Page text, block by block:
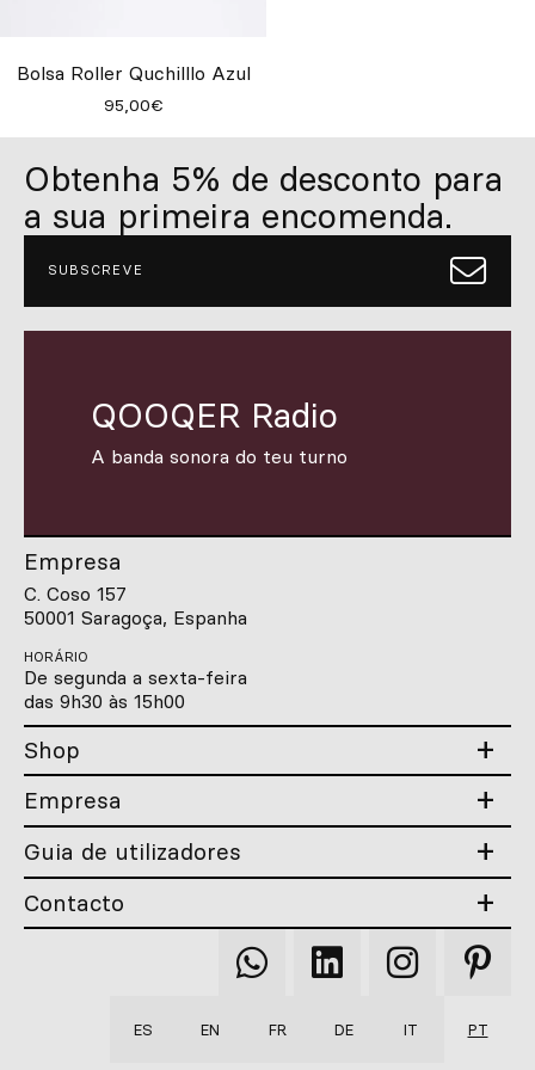
Inspire-se
ES EN FR DE
PT
Bolsa Roller Quchilllo Azul
95,00€
Obtenha 5% de desconto para
a sua primeira encomenda.
SUBSCREVE
QOOQER Radio
A banda sonora do teu turno
Empresa
C. Coso 157
50001 Saragoça, Espanha
HORÁRIO
De segunda a sexta-feira
das 9h30 às 15h00
Shop
Empresa
Guia de utilizadores
Contacto
Qooqer
WhatsApp
Qooqer
Linkedin
Qooqer
Instagram
Qooqer
ES EN FR DE IT PT